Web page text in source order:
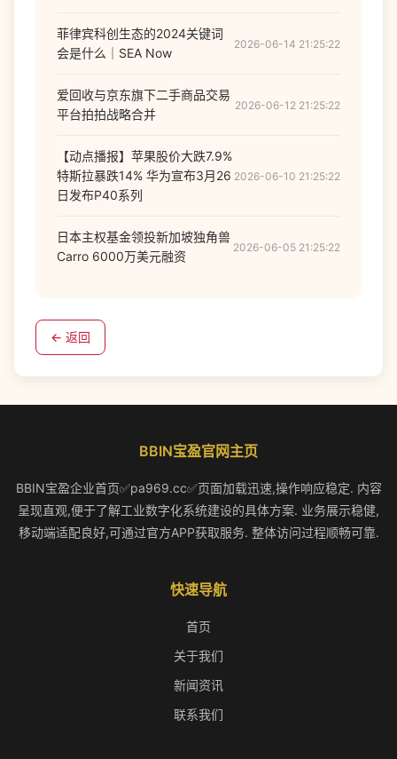
菲律宾科创生态的2024关键词
会是什么｜SEA Now
2026-06-14 21:25:22
爱回收与京东旗下二手商品交易
平台拍拍战略合并
2026-06-12 21:25:22
【动点播报】苹果股价大跌7.9%
特斯拉暴跌14% 华为宣布3月26
日发布P40系列
2026-06-10 21:25:22
日本主权基金领投新加坡独角兽
Carro 6000万美元融资
2026-06-05 21:25:22
← 返回
BBIN宝盈官网主页
BBIN宝盈企业首页✅pa969.cc✅页面加载迅速,操作响应稳定. 内容
呈现直观,便于了解工业数字化系统建设的具体方案. 业务展示稳健,
移动端适配良好,可通过官方APP获取服务. 整体访问过程顺畅可靠.
快速导航
首页
关于我们
新闻资讯
联系我们